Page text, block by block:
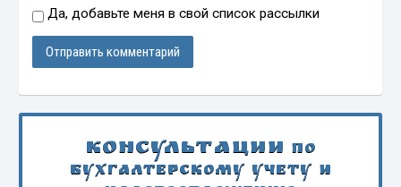
Да, добавьте меня в свой список рассылки
Консультации по
бухгалтерскому учету и